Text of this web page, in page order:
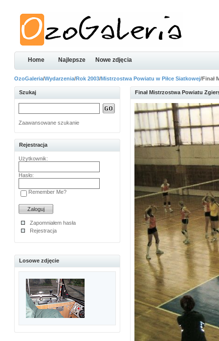
Home Najlepsze Nowe zdjęcia
OzoGaleria/Wydarzenia/Rok 2003/Mistrzostwa Powiatu w Piłce Siatkowej/Finał
Szukaj
Zaawansowane szukanie
Rejestracja
Użytkownik:
Hasło:
Remember Me?
Zapomniałem hasła
Rejestracja
Losowe zdjęcie
Finał Mistrzostwa Powiatu